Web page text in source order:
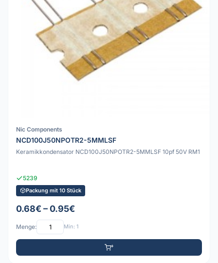
Nic Components
NCD100J50NPOTR2-5MMLSF
Keramikkondensator NCD100J50NPOTR2-5MMLSF 10pf 50V RM1
5239
Packung mit 10 Stück
0.68€ – 0.95€
Menge: Min: 1